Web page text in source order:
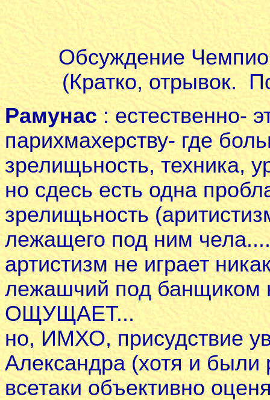
Обсуждение
(Кратко, отрывок.
Рамунас: естественно-
парихмахерству- где
зрелищьность, техника,
но сдесь есть одна
зрелищьность
лежащего под ним
артистизм не играет
лежашчий под банщиком
ОЩУЩАЕТ...
но, ИМХО, присудствие
Александра (хотя и были
всетаки объективно